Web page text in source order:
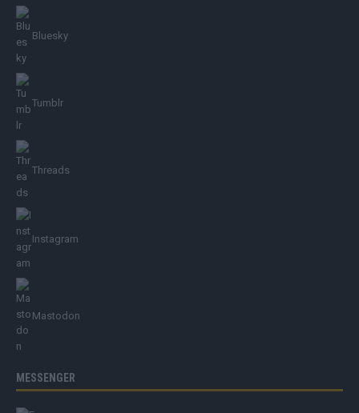
Bluesky
Tumblr
Threads
Instagram
Mastodon
MESSENGER